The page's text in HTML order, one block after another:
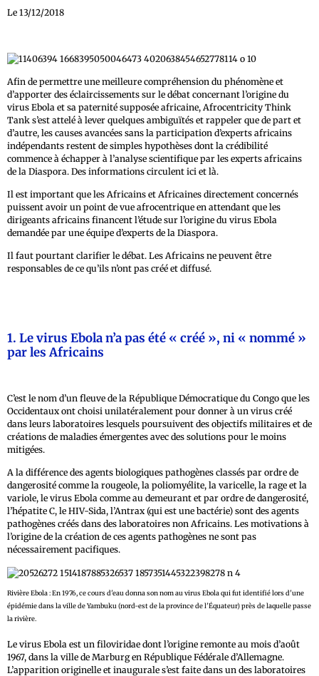
Le 13/12/2018
Afin de permettre une meilleure compréhension du phénomène et
d’apporter des éclaircissements sur le débat concernant l’origine du
virus Ebola et sa paternité supposée africaine, Afrocentricity Think
Tank s’est attelé à lever quelques ambiguïtés et rappeler que de part et
d’autre, les causes avancées sans la participation d’experts africains
indépendants restent de simples hypothèses dont la crédibilité
commence à échapper à l’analyse scientifique par les experts africains
de la Diaspora. Des informations circulent ici et là.
Il est important que les Africains et Africaines directement concernés
puissent avoir un point de vue afrocentrique en attendant que les
dirigeants africains financent l’étude sur l’origine du virus Ebola
demandée par une équipe d’experts de la Diaspora.
Il faut pourtant clarifier le débat. Les Africains ne peuvent être
responsables de ce qu’ils n’ont pas créé et diffusé.
1. Le virus Ebola n’a pas été « créé », ni « nommé »
par les Africains
C’est le nom d’un fleuve de la République Démocratique du Congo que les
Occidentaux ont choisi unilatéralement pour donner à un virus créé
dans leurs laboratoires lesquels poursuivent des objectifs militaires et de
créations de maladies émergentes avec des solutions pour le moins
mitigées.
A la différence des agents biologiques pathogènes classés par ordre de
dangerosité comme la rougeole, la poliomyélite, la varicelle, la rage et la
variole, le virus Ebola comme au demeurant et par ordre de dangerosité,
l’hépatite C, le HIV-Sida, l’Antrax (qui est une bactérie) sont des agents
pathogènes créés dans des laboratoires non Africains. Les motivations à
l’origine de la création de ces agents pathogènes ne sont pas
nécessairement pacifiques.
Rivière Ebola : En 1976, ce cours d'eau donna son nom au virus Ebola qui fut identifié lors d'une
épidémie dans la ville de Yambuku (nord-est de la province de l'Équateur) près de laquelle passe
la rivière.
Le virus Ebola est un filoviridae dont l’origine remonte au mois d’août
1967, dans la ville de Marburg en République Fédérale d’Allemagne.
L’apparition originelle et inaugurale s’est faite dans un des laboratoires